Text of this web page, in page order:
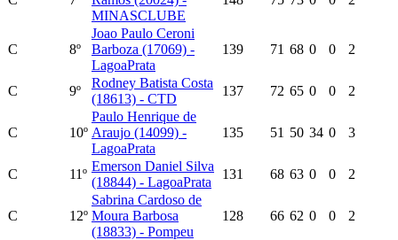
MINASCLUBE
C 8º
Joao Paulo Ceroni
Barboza (17069) -
LagoaPrata
139 71 68 0 0 2
C 9º
Rodney Batista Costa
(18613) - CTD
137 72 65 0 0 2
C 10º
Paulo Henrique de
Araujo (14099) -
LagoaPrata
135 51 50 34 0 3
C 11º
Emerson Daniel Silva
(18844) - LagoaPrata
131 68 63 0 0 2
C 12º
Sabrina Cardoso de
Moura Barbosa
(18833) - Pompeu
128 66 62 0 0 2